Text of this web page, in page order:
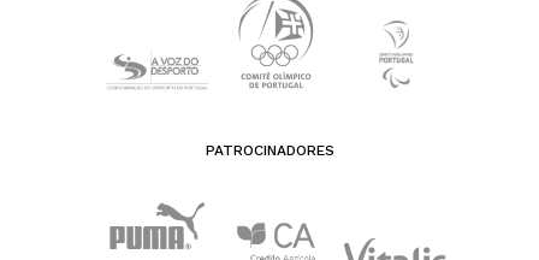
PATROCINADORES